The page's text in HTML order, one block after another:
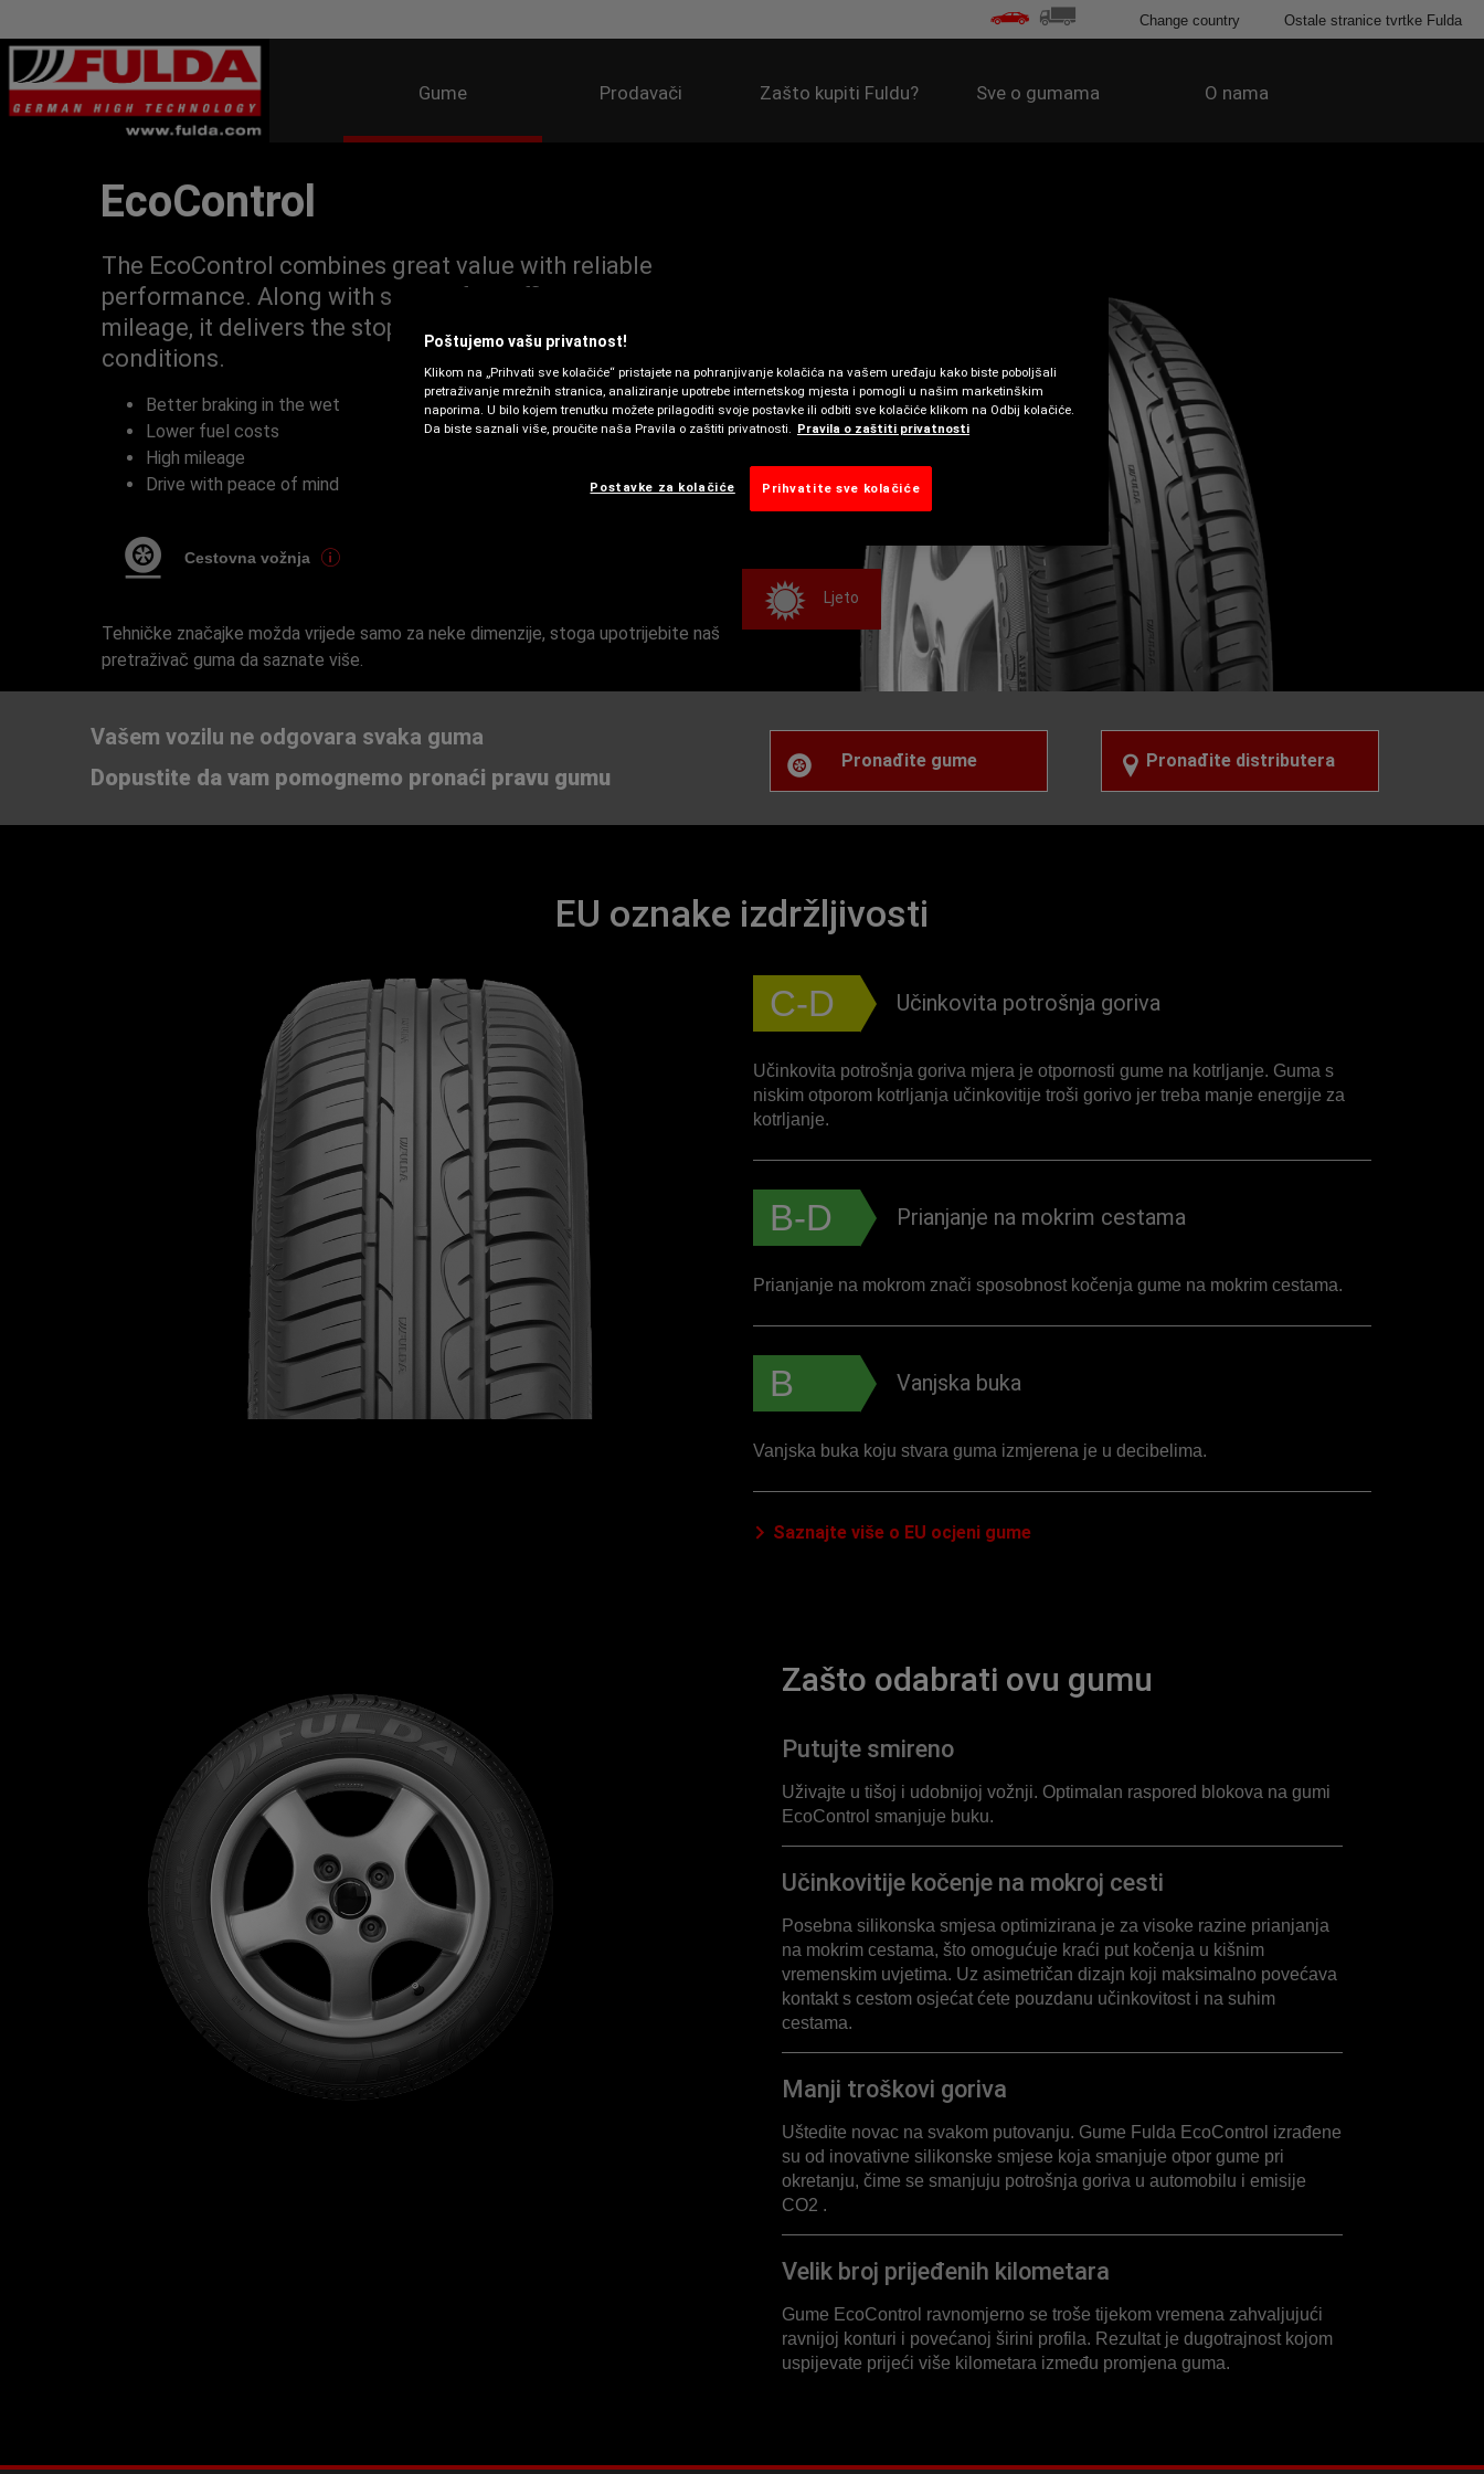
Gume Prodavači Zašto kupiti Fuldu? Sve o gumama O nama
Change country Ostale stranice tvrtke Fulda
EcoControl
The EcoControl combines great value with reliable
performance. Along with superb fuel efficiency and high
mileage, it delivers the stopping power you need in rainy
conditions.
Better braking in the wet
Lower fuel costs
High mileage
Drive with peace of mind
Cestovna vožnja
Tehničke značajke možda vrijede samo za neke dimenzije, stoga upotrijebite naš
pretraživač guma da saznate više.
Ljeto
Vašem vozilu ne odgovara svaka guma
Dopustite da vam pomognemo pronaći pravu gumu
Pronađite gume Pronađite distributera
EU oznake izdržljivosti
C-D Učinkovita potrošnja goriva
Učinkovita potrošnja goriva mjera je otpornosti gume na kotrljanje. Guma s
niskim otporom kotrljanja učinkovitije troši gorivo jer treba manje energije za
kotrljanje.
B-D Prianjanje na mokrim cestama
Prianjanje na mokrom znači sposobnost kočenja gume na mokrim cestama.
B Vanjska buka
Vanjska buka koju stvara guma izmjerena je u decibelima.
Saznajte više o EU ocjeni gume
Zašto odabrati ovu gumu
Putujte smireno
Uživajte u tišoj i udobnijoj vožnji. Optimalan raspored blokova na gumi
EcoControl smanjuje buku.
Učinkovitije kočenje na mokroj cesti
Posebna silikonska smjesa optimizirana je za visoke razine prianjanja
na mokrim cestama, što omogućuje kraći put kočenja u kišnim
vremenskim uvjetima. Uz asimetričan dizajn koji maksimalno povećava
kontakt s cestom osjećat ćete pouzdanu učinkovitost i na suhim
cestama.
Manji troškovi goriva
Uštedite novac na svakom putovanju. Gume Fulda EcoControl izrađene
su od inovativne silikonske smjese koja smanjuje otpor gume pri
okretanju, čime se smanjuju potrošnja goriva u automobilu i emisije
CO2 .
Velik broj prijeđenih kilometara
Gume EcoControl ravnomjerno se troše tijekom vremena zahvaljujući
ravnijoj konturi i povećanoj širini profila. Rezultat je dugotrajnost kojom
uspijevate prijeći više kilometara između promjena guma.
Poštujemo vašu privatnost!
Klikom na „Prihvati sve kolačiće“ pristajete na pohranjivanje kolačića na vašem uređaju kako biste poboljšali
pretraživanje mrežnih stranica, analiziranje upotrebe internetskog mjesta i pomogli u našim marketinškim
naporima. U bilo kojem trenutku možete prilagoditi svoje postavke ili odbiti sve kolačiće klikom na Odbij kolačiće.
Da biste saznali više, proučite naša Pravila o zaštiti privatnosti. Pravila o zaštiti privatnosti
Postavke za kolačiće Prihvatite sve kolačiće